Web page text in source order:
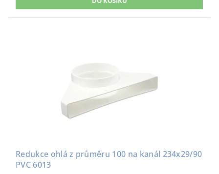
Redukce ohlá z průměru 100 na kanál 234x29/90
PVC 6013